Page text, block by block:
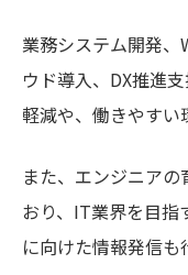
業務システム開発、
ウド導入、DX推進
軽減や、働きやすい
また、エンジニア
おり、IT業界を目指
に向けた情報発信も